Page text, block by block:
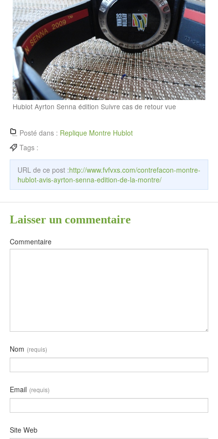
Hublot Ayrton Senna édition Suivre cas de retour vue
Posté dans : Replique Montre Hublot
Tags :
URL de ce post :http://www.fvfvxs.com/contrefacon-montre-
hublot-avis-ayrton-senna-edition-de-la-montre/
Laisser un commentaire
Commentaire
Nom (requis)
Email (requis)
Site Web